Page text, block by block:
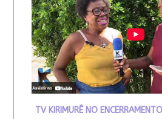
TV KIRIMURÊ NO